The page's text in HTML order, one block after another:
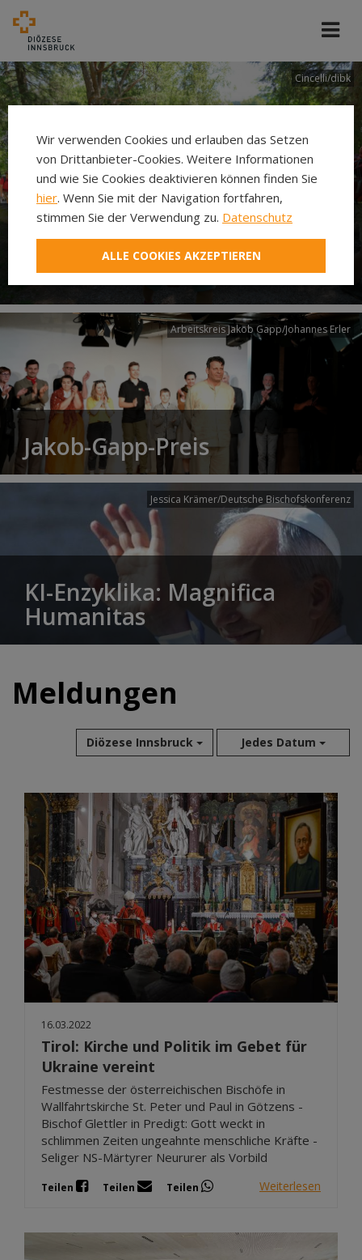
Cincelli/dibk
Neuer Pilgerweg Via
Laudato si’
Arbeitskreis Jakob Gapp/Johannes Erler
Jakob-Gapp-Preis
Jessica Krämer/Deutsche Bischofskonferenz
KI-Enzyklika: Magnifica
Humanitas
Meldungen
Diözese Innsbruck Jedes Datum
Aug 2026
Jul 2026
Jun 2026
Mai 2026
Apr 2026
Mär 2026
Feb 2026
Jan 2026
Dez 2025
Nov 2025
16.03.2022
Tirol: Kirche und Politik im Gebet für
Ukraine vereint
Festmesse der österreichischen Bischöfe in
Wallfahrtskirche St. Peter und Paul in Götzens -
Bischof Glettler in Predigt: Gott weckt in
schlimmen Zeiten ungeahnte menschliche Kräfte -
Seliger NS-Märtyrer Neururer als Vorbild
Teilen Teilen Teilen Weiterlesen
Wir verwenden Cookies und erlauben das Setzen
von Drittanbieter-Cookies. Weitere Informationen
und wie Sie Cookies deaktivieren können finden Sie
hier. Wenn Sie mit der Navigation fortfahren,
stimmen Sie der Verwendung zu. Datenschutz
ALLE COOKIES AKZEPTIEREN